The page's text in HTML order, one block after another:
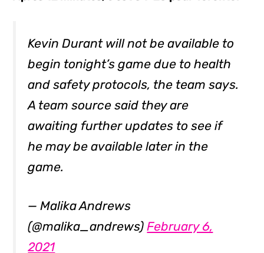
Kevin Durant will not be available to
begin tonight’s game due to health
and safety protocols, the team says.
A team source said they are
awaiting further updates to see if
he may be available later in the
game.
— Malika Andrews
(@malika_andrews)February 6,
2021